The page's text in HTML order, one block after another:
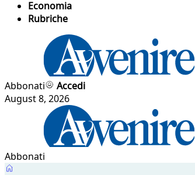
Economia
Rubriche
Abbonati
Accedi
August 8, 2026
Abbonati